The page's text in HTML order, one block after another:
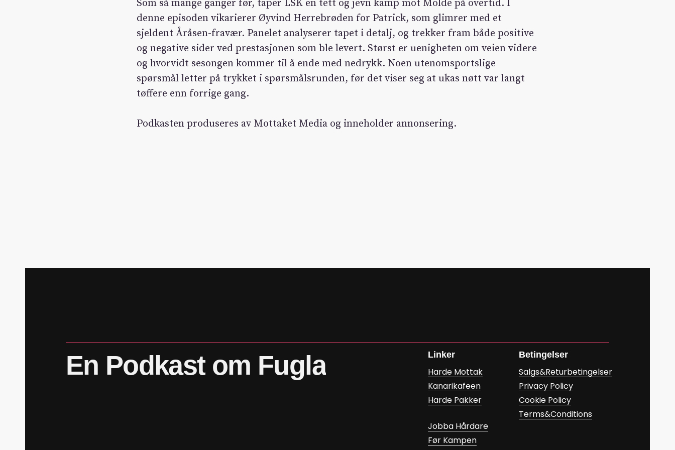
Som så mange ganger før, taper LSK en tett og jevn kamp mot Molde på overtid. I
denne episoden vikarierer Øyvind Herrebrøden for Patrick, som glimrer med et
sjeldent Åråsen-fravær. Panelet analyserer tapet i detalj, og trekker fram både positive
og negative sider ved prestasjonen som ble levert. Størst er uenigheten om veien videre
og hvorvidt sesongen kommer til å ende med nedrykk. Noen utenomsportslige
spørsmål letter på trykket i spørsmålsrunden, før det viser seg at ukas nøtt var langt
tøffere enn forrige gang.
Podkasten produseres av Mottaket Media og inneholder annonsering.
En Podkast om Fugla Linker
Harde Mottak
Kanarikafeen
Harde Pakker
Jobba Hårdare
Før Kampen
Betingelser
Salgs&Returbetingelser
Privacy Policy
Cookie Policy
Terms&Conditions